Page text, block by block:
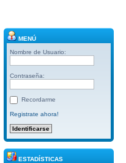
MENÚ
Nombre de Usuario:
Contraseña:
Recordarme
Registrate ahora!
ESTADÍSTICAS